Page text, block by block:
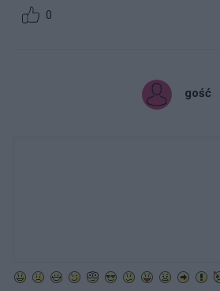
0
gość